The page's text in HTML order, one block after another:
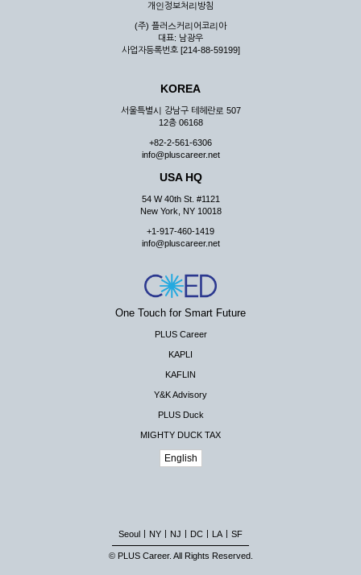
개인정보처리방침
(주) 플러스커리어코리아
대표: 남광우
사업자등록번호 [214-88-59199]
KOREA
서울특별시 강남구 테헤란로 507
12층 06168
+82-2-561-6306
info@pluscareer.net
USA HQ
54 W 40th St. #1121
New York, NY 10018
+1-917-460-1419
info@pluscareer.net
One Touch for Smart Future
PLUS Career
KAPLI
KAFLIN
Y&K Advisory
PLUS Duck
MIGHTY DUCK TAX
English
Seoul NY NJ DC LA SF
© PLUS Career. All Rights Reserved.